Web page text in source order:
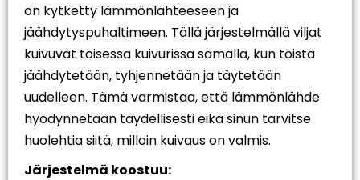
on kytketty lämmönlähteeseen ja
jäähdytyspuhaltimeen. Tällä järjestelmällä viljat
kuivuvat toisessa kuivurissa samalla, kun toista
jäähdytetään, tyhjennetään ja täytetään
uudelleen. Tämä varmistaa, että lämmönlähde
hyödynnetään täydellisesti eikä sinun tarvitse
huolehtia siitä, milloin kuivaus on valmis.
Järjestelmä koostuu: